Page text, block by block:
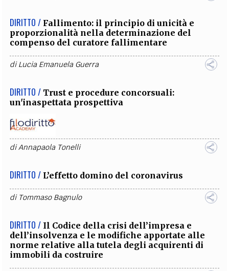
DIRITTO / Fallimento: il principio di unicità e
proporzionalità nella determinazione del
compenso del curatore fallimentare
diLucia Emanuela Guerra
DIRITTO / Trust e procedure concorsuali:
un'inaspettata prospettiva
diAnnapaola Tonelli
DIRITTO / L’effetto domino del coronavirus
di Tommaso Bagnulo
DIRITTO / Il Codice della crisi dell’impresa e
dell’insolvenza e le modifiche apportate alle
norme relative alla tutela degli acquirenti di
immobili da costruire